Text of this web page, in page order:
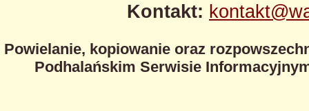
Kontakt:
Powielanie, kopiowanie oraz
Podhalańskim Serwisie